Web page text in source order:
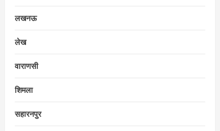
लखनऊ
लेख
वाराणसी
शिमला
सहारनपुर